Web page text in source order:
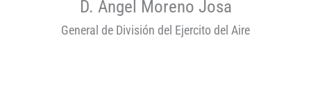
D. Ángel Moreno Josa
General de División del Ejercito del Aire